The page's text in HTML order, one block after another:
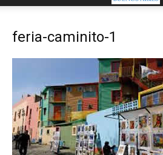
feria-caminito-1